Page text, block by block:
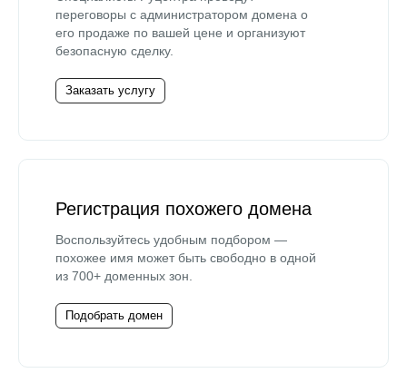
переговоры с администратором домена о
его продаже по вашей цене и организуют
безопасную сделку.
Заказать услугу
Регистрация похожего домена
Воспользуйтесь удобным подбором —
похожее имя может быть свободно в одной
из 700+ доменных зон.
Подобрать домен